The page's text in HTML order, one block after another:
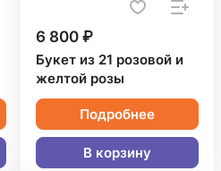
6 800 ₽
Букет из 21 розовой и
желтой розы
Подробнее
В корзину